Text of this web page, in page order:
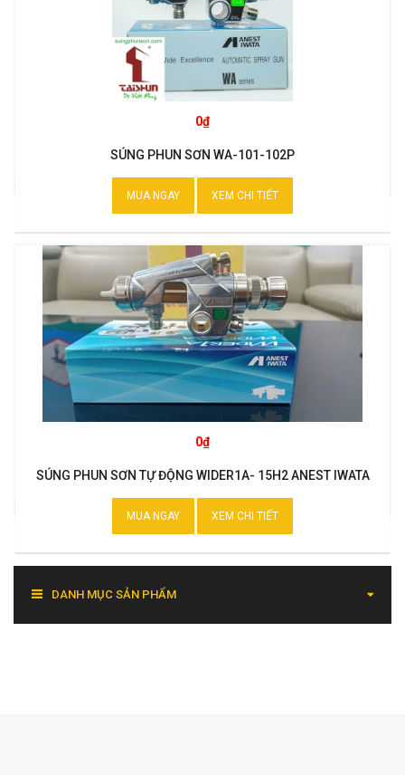
0₫
SÚNG PHUN SƠN WA-101-102P
MUA NGAY XEM CHI TIẾT
0₫
SÚNG PHUN SƠN TỰ ĐỘNG WIDER1A- 15H2 ANEST IWATA
MUA NGAY XEM CHI TIẾT
DANH MỤC SẢN PHẨM